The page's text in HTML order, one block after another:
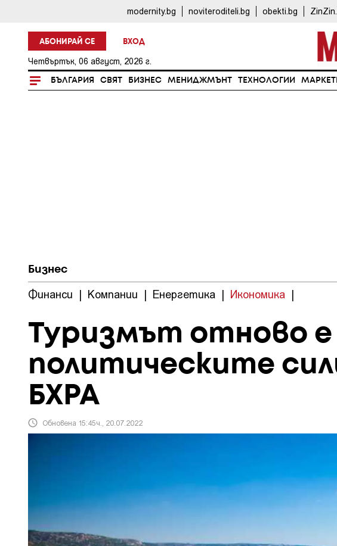
modernity.bg noviteroditeli.bg obekti.bg
АБОНИРАЙ СЕ ВХОД
Четвъртък, 06 август, 2026 г.
БЪЛГАРИЯ СВЯТ БИЗНЕС МЕНИДЖМЪНТ ТЕХНОЛОГИИ
Бизнес
Финанси | Компании | Енергетика | Икономика |
Туризмът отново
политическите
БХРА
Обновена 15:45ч., 20.07.2022